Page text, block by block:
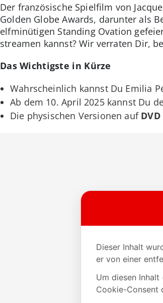
Der französische Spielfilm von
Golden Globe Awards, darunter als
elfminütigen Standing Ovation
streamen kannst? Wir verraten Dir,
Das Wichtigste in Kürze
Wahrscheinlich kannst Du Emilia
Ab dem 10. April 2025 kannst Du
Die physischen Versionen auf